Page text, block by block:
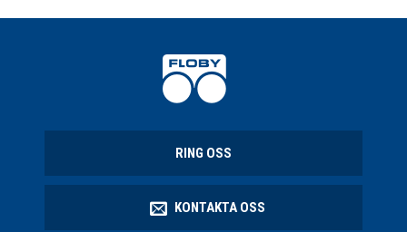
RING OSS
KONTAKTA OSS